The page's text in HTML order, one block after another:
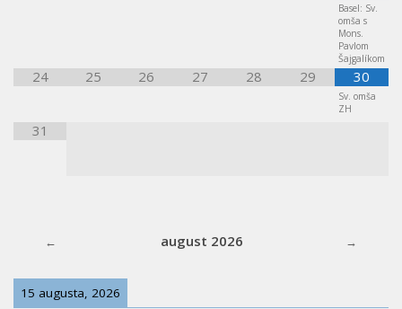
Basel: Sv.
omša s
Mons.
Pavlom
Šajgalíkom
24 25 26 27 28 29 30
Sv. omša
ZH
31
august 2026
15 augusta, 2026